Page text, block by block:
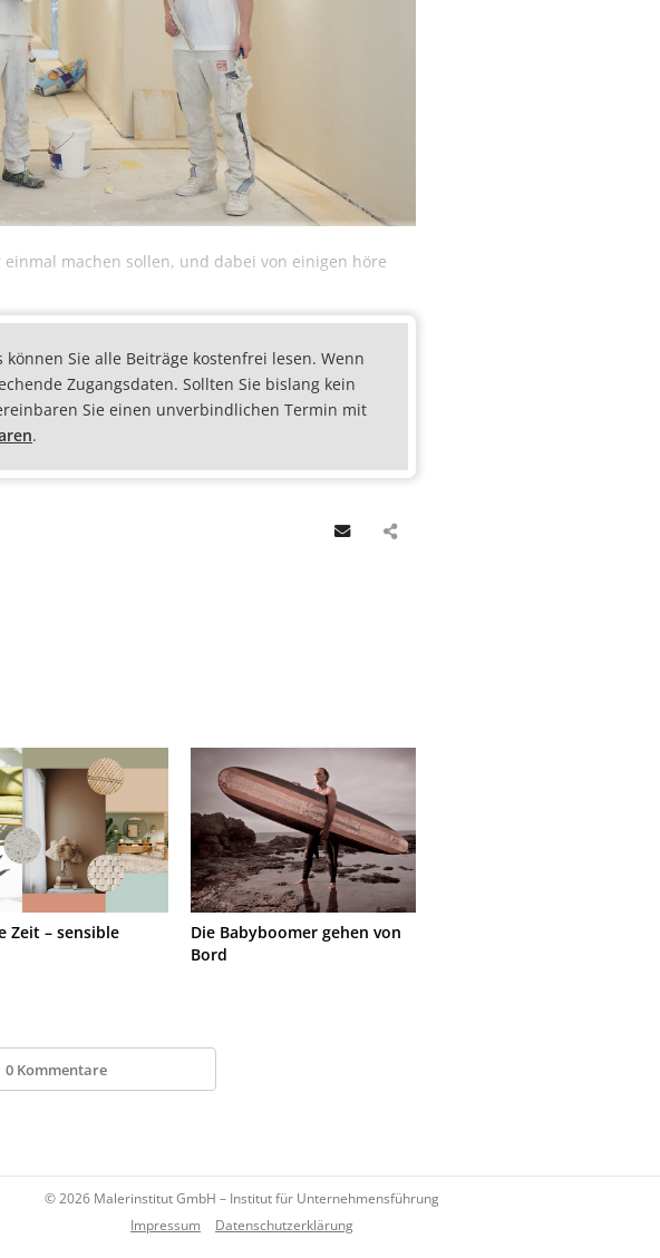
machen sollen, und dabei von einigen höre
Sie alle Beiträge kostenfrei lesen. Wenn
Zugangsdaten. Sollten Sie bislang kein
Sie einen unverbindlichen Termin mit
.
Email
Zeit – sensible
Die Babyboomer gehen von
Bord
0 Kommentare
© 2026 Malerinstitut GmbH – Institut für Unternehmensführung
Impressum
Datenschutzerklärung